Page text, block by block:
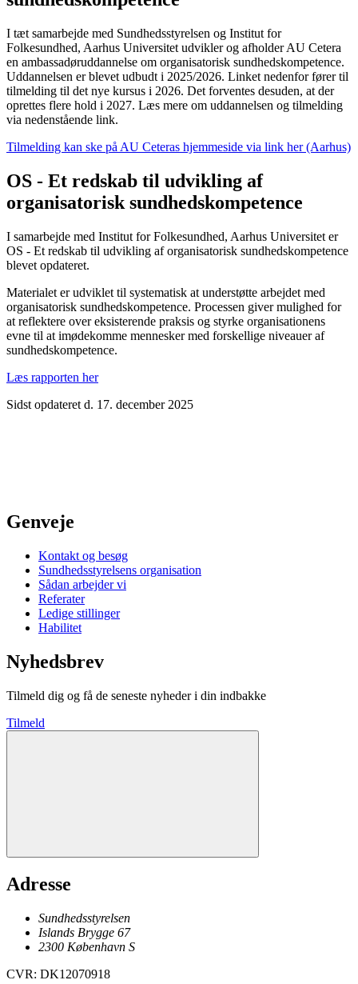
I tæt samarbejde med Sundhedsstyrelsen og Institut for
Folkesundhed, Aarhus Universitet udvikler og afholder AU Cetera
en ambassadøruddannelse om organisatorisk sundhedskompetence.
Uddannelsen er blevet udbudt i 2025/2026. Linket nedenfor fører til
tilmelding til det nye kursus i 2026. Det forventes desuden, at der
oprettes flere hold i 2027. Læs mere om uddannelsen og tilmelding
via nedenstående link.
Tilmelding kan ske på AU Ceteras hjemmeside via link her (Aarhus)
OS - Et redskab til udvikling af
organisatorisk sundhedskompetence
I samarbejde med Institut for Folkesundhed, Aarhus Universitet er
OS - Et redskab til udvikling af organisatorisk sundhedskompetence
blevet opdateret.
Materialet er udviklet til systematisk at understøtte arbejdet med
organisatorisk sundhedskompetence. Processen giver mulighed for
at reflektere over eksisterende praksis og styrke organisationens
evne til at imødekomme mennesker med forskellige niveauer af
sundhedskompetence.
Læs rapporten her
Sidst opdateret d. 17. december 2025
Genveje
Kontakt og besøg
Sundhedsstyrelsens organisation
Sådan arbejder vi
Referater
Ledige stillinger
Habilitet
Nyhedsbrev
Tilmeld dig og få de seneste nyheder i din indbakke
Tilmeld
Adresse
Sundhedsstyrelsen
Islands Brygge 67
2300 København S
CVR: DK12070918